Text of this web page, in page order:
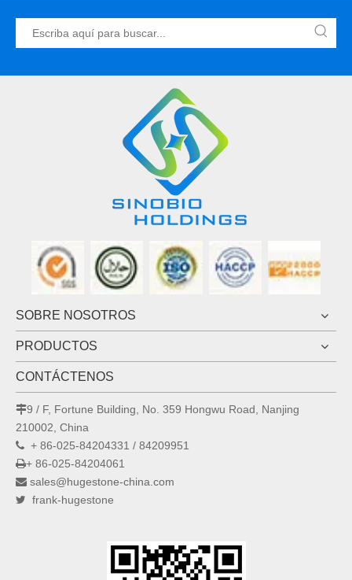
SOBRE NOSOTROS
PRODUCTOS
CONTÁCTENOS
9 / F, Fortune Building, No. 359 Hongwu Road, Nanjing
210002, China
 + 86-025-84204331 / 84209951
+ 86-025-84204061
 sales@hugestone-china.com
 frank-hugestone